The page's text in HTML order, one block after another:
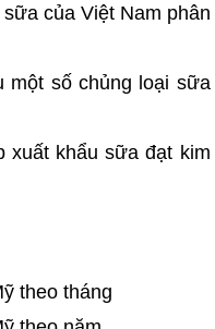
của Việt Nam phân
một số chủng loại sữa
xuất khẩu sữa đạt kim
theo tháng